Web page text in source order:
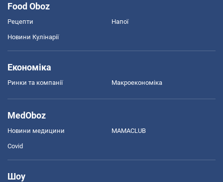
Food Oboz
Рецепти Напої
Новини Кулінарії
Економіка
Ринки та компанії Макроекономіка
MedOboz
Новини медицини MAMACLUB
Covid
Шоу